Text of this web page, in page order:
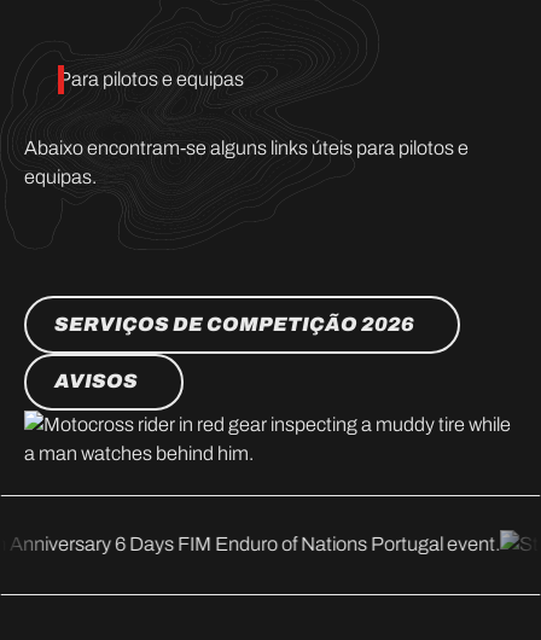
Para pilotos e equipas
Abaixo encontram-se alguns links úteis para pilotos e
equipas.
SERVIÇOS DE COMPETIÇÃO 2026
AVISOS